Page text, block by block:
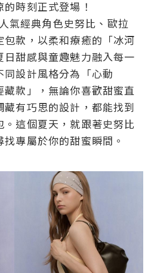
時刻正式登場！
氣經典角色史努比、歐拉
款，以柔和療癒的「冰河
甜感與童趣魅力融入每一
設計風格分為「心動
款」，無論你喜歡甜蜜直
有巧思的設計，都能找到
這個夏天，就跟著史努比
專屬於你的甜蜜瞬間。